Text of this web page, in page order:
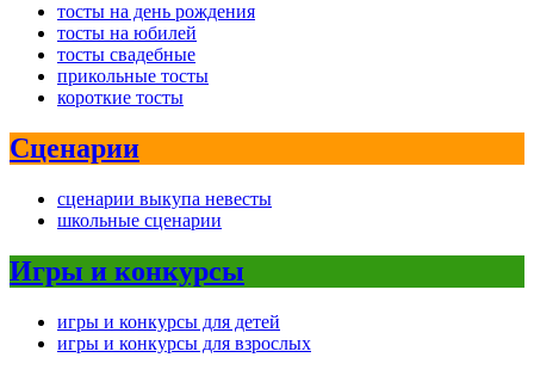
тосты на день рождения
тосты на юбилей
тосты свадебные
прикольные тосты
короткие тосты
Сценарии
сценарии выкупа невесты
школьные сценарии
Игры и конкурсы
игры и конкурсы для детей
игры и конкурсы для взрослых